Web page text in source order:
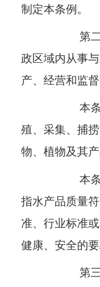
制定本条例。
第
政区域内从事
产、经营和监督
本
殖、采集、捕
物、植物及其产
本
指水产品质量
准、行业标准
健康、安全的要
第